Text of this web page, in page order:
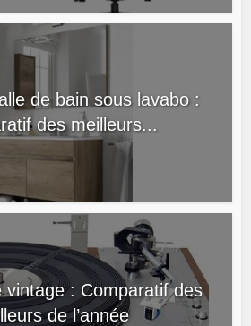
de bain sous lavabo :
des meilleurs...
vintage : Comparatif des
de l’année